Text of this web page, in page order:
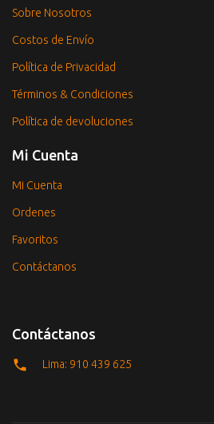
Sobre Nosotros
Costos de Envío
Política de Privacidad
Términos & Condiciones
Política de devoluciones
Mi Cuenta
Mi Cuenta
Ordenes
Favoritos
Contáctanos
Contáctanos
Lima: 910 439 625